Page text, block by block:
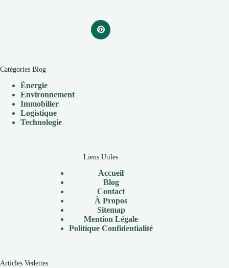
Catégories Blog
Énergie
Environnement
Immobilier
Logistique
Technologie
Liens Utiles
Accueil
Blog
Contact
À Propos
Sitemap
Mention Légale
Politique Confidentialité
Articles Vedettes